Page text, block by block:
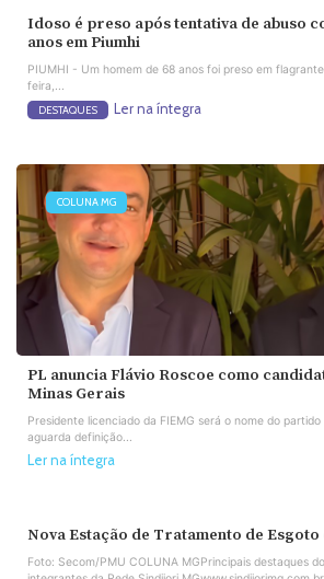
Idoso é preso após tentativa de abuso
anos em Piumhi
PIUMHI - Um homem de 68 anos foi preso em
feira,...
DESTAQUES Ler na íntegra
COLUNA MG
PL anuncia Flávio Roscoe como
Minas Gerais
Presidente licenciado da FIEMG será o nome do
aguarda definição...
Ler na íntegra
Nova Estação de Tratamento de
Foto: Secom/PMU COLUNA MGPrincipais destaques